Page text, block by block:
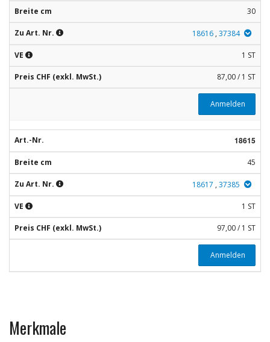
Kataloge
Breite cm 30
Zu Art. Nr. 18616 , 37384
VE 1 ST
Preis CHF (exkl. MwSt.) 87,00 / 1 ST
Anmelden
Art.-Nr. 18615
Breite cm 45
Zu Art. Nr. 18617 , 37385
VE 1 ST
Preis CHF (exkl. MwSt.) 97,00 / 1 ST
Anmelden
Merkmale